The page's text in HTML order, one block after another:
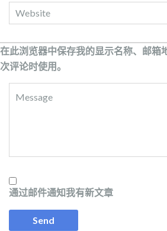
在此浏览器中保存我的显示名称、邮箱
次评论时使用。
通过邮件通知我有新文章